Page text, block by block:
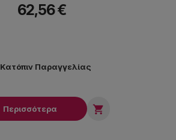
62,56 €
Κατόπιν Παραγγελίας
Περισσότερα 